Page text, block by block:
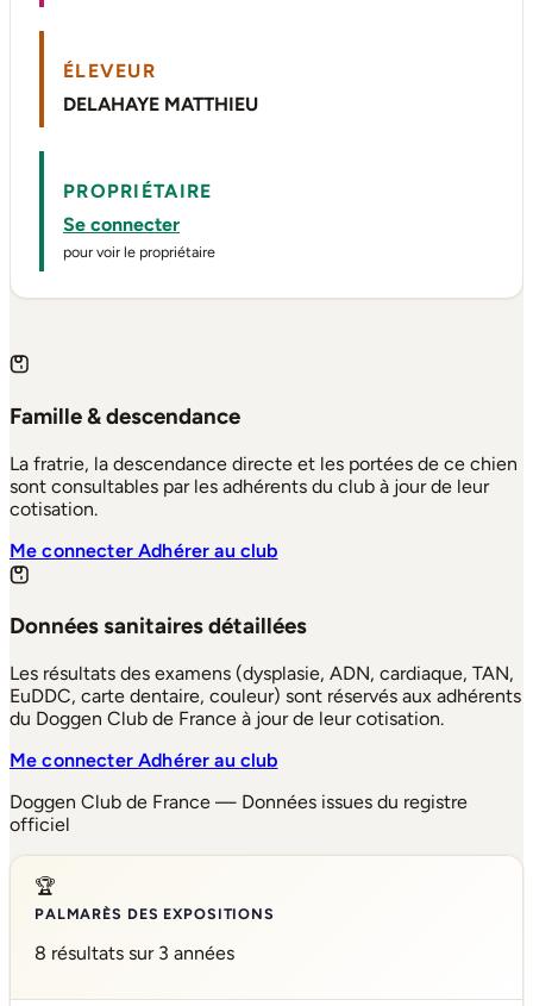
ÉLEVEUR
DELAHAYE MATTHIEU
PROPRIÉTAIRE
Se connecter
pour voir le propriétaire
Famille & descendance
La fratrie, la descendance directe et les portées de ce chien
sont consultables par les adhérents du club à jour de leur
cotisation.
Me connecterAdhérer au club
Données sanitaires détaillées
Les résultats des examens (dysplasie, ADN, cardiaque, TAN,
EuDDC, carte dentaire, couleur) sont réservés aux adhérents
du Doggen Club de France à jour de leur cotisation.
Me connecterAdhérer au club
Doggen Club de France — Données issues du registre
officiel
🏆
PALMARÈS DES EXPOSITIONS
8 résultats sur 3 années